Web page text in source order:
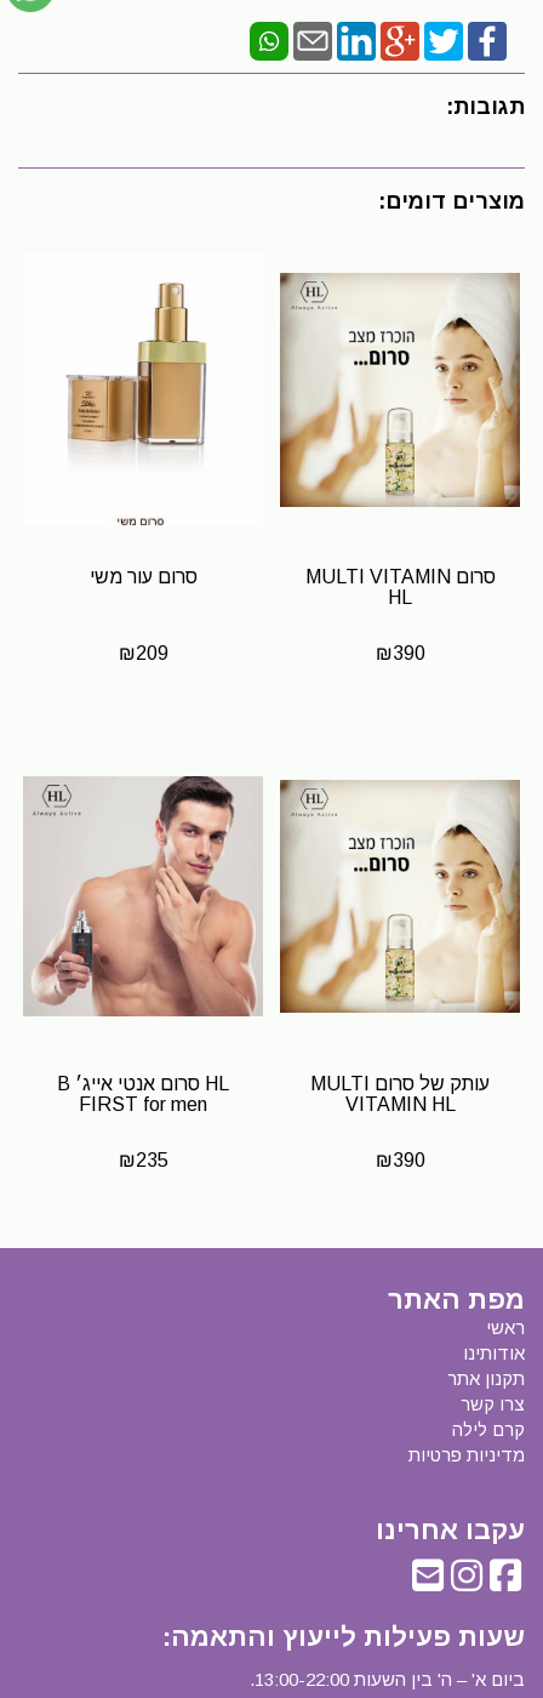
תגובות:
מוצרים דומים:
סרום MULTI VITAMIN
HL
₪390
סרום עור משי
₪209
עותק של סרום MULTI
VITAMIN HL
₪390
HL סרום אנטי אייג׳ B
FIRST for men
₪235
מפת האתר
ראשי
אודותינו
תקנון אתר
צרו קשר
קרם לילה
מדיניות פרטיות
עקבו אחרינו
שעות פעילות לייעוץ והתאמה:
ביום א' – ה' בין השעות 13:00-22:00.